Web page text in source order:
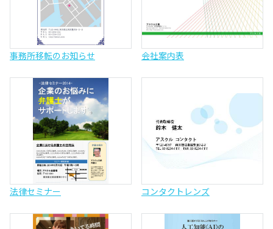
事務所移転のお知らせ 会社案内表
法律セミナー コンタクトレンズ